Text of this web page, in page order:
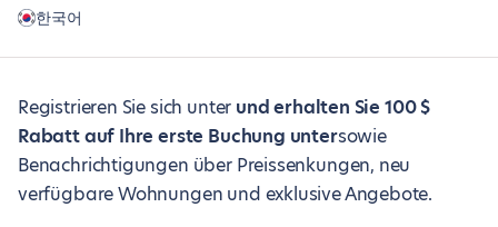
한국어
Registrieren Sie sich unter und erhalten Sie 100 $
Rabatt auf Ihre erste Buchung untersowie
Benachrichtigungen über Preissenkungen, neu
verfügbare Wohnungen und exklusive Angebote.